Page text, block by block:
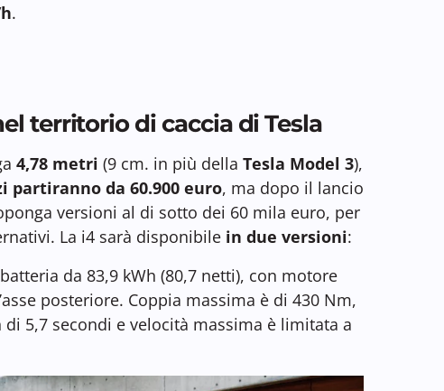
.
territorio di caccia di Tesla
4,78 metri (9 cm. in più della Tesla Model 3),
partiranno da 60.900 euro, ma dopo il lancio
versioni al di sotto dei 60 mila euro, per
La i4 sarà disponibile in due versioni:
da 83,9 kWh (80,7 netti), con motore
posteriore. Coppia massima è di 430 Nm,
5,7 secondi e velocità massima è limitata a